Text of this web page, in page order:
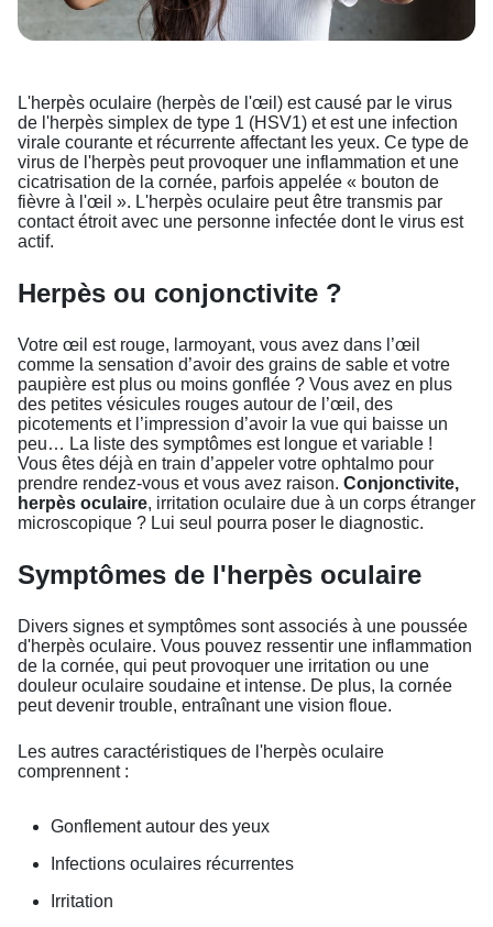
L'herpès oculaire (herpès de l'œil) est causé par le virus
de l'herpès simplex de type 1 (HSV1) et est une infection
virale courante et récurrente affectant les yeux. Ce type de
virus de l'herpès peut provoquer une inflammation et une
cicatrisation de la cornée, parfois appelée « bouton de
fièvre à l'œil ». L'herpès oculaire peut être transmis par
contact étroit avec une personne infectée dont le virus est
actif.
Herpès ou conjonctivite ?
Votre œil est rouge, larmoyant, vous avez dans l’œil
comme la sensation d’avoir des grains de sable et votre
paupière est plus ou moins gonflée ? Vous avez en plus
des petites vésicules rouges autour de l’œil, des
picotements et l’impression d’avoir la vue qui baisse un
peu… La liste des symptômes est longue et variable !
Vous êtes déjà en train d’appeler votre ophtalmo pour
prendre rendez-vous et vous avez raison. Conjonctivite,
herpès oculaire, irritation oculaire due à un corps étranger
microscopique ? Lui seul pourra poser le diagnostic.
Symptômes de l'herpès oculaire
Divers signes et symptômes sont associés à une poussée
d'herpès oculaire. Vous pouvez ressentir une inflammation
de la cornée, qui peut provoquer une irritation ou une
douleur oculaire soudaine et intense. De plus, la cornée
peut devenir trouble, entraînant une vision floue.
Les autres caractéristiques de l'herpès oculaire
comprennent :
Gonflement autour des yeux
Infections oculaires récurrentes
Irritation